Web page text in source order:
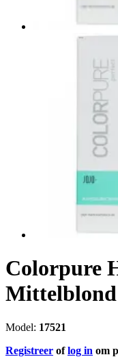
Colorpure
Model: 17521
Registreer oflog in om